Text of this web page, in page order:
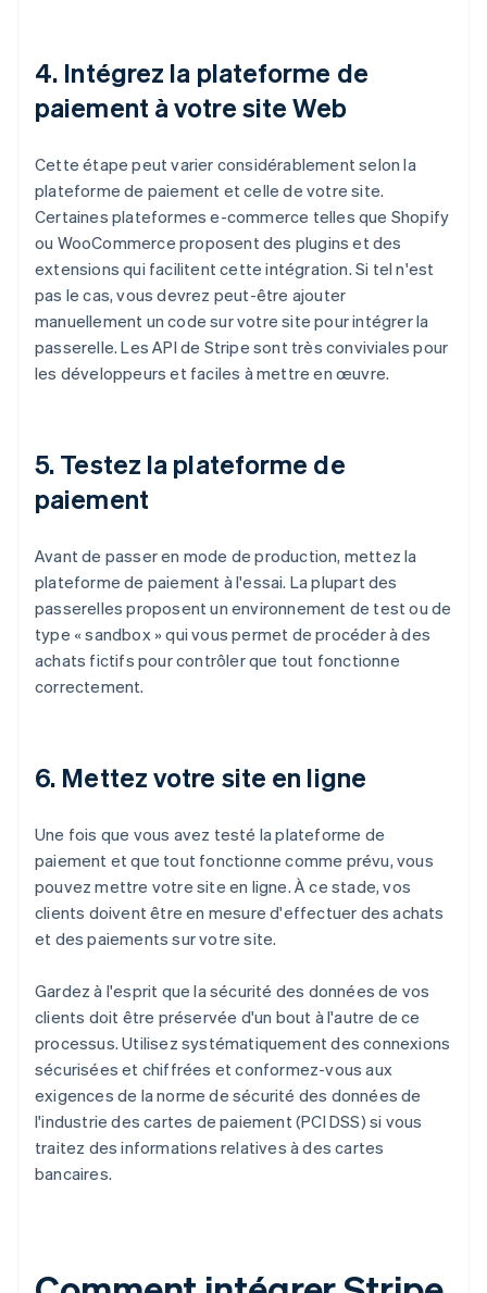
4. Intégrez la plateforme de
paiement à votre site Web
Cette étape peut varier considérablement selon la
plateforme de paiement et celle de votre site.
Certaines plateformes e-commerce telles que Shopify
ou WooCommerce proposent des plugins et des
extensions qui facilitent cette intégration. Si tel n'est
pas le cas, vous devrez peut-être ajouter
manuellement un code sur votre site pour intégrer la
passerelle. Les API de Stripe sont très conviviales pour
les développeurs et faciles à mettre en œuvre.
5. Testez la plateforme de
paiement
Avant de passer en mode de production, mettez la
plateforme de paiement à l'essai. La plupart des
passerelles proposent un environnement de test ou de
type « sandbox » qui vous permet de procéder à des
achats fictifs pour contrôler que tout fonctionne
correctement.
6. Mettez votre site en ligne
Une fois que vous avez testé la plateforme de
paiement et que tout fonctionne comme prévu, vous
pouvez mettre votre site en ligne. À ce stade, vos
clients doivent être en mesure d'effectuer des achats
et des paiements sur votre site.
Gardez à l'esprit que la sécurité des données de vos
clients doit être préservée d'un bout à l'autre de ce
processus. Utilisez systématiquement des connexions
sécurisées et chiffrées et conformez-vous aux
exigences de la norme de sécurité des données de
l'industrie des cartes de paiement (PCI DSS) si vous
traitez des informations relatives à des cartes
bancaires.